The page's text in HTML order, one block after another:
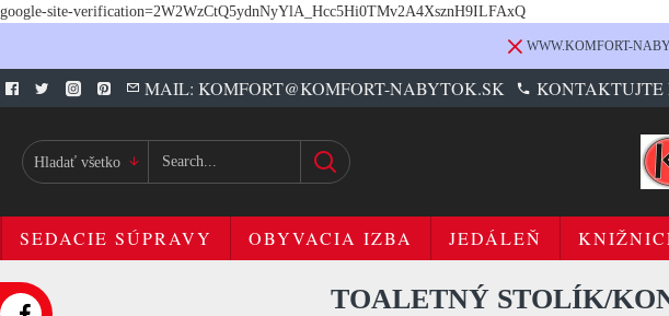
google-site-verification=2W2WzCtQ5ydnNyYlA_Hcc5Hi0TMv2A4XsznH9ILFAxQ
WWW.KOMFORT-
MAIL: KOMFORT@KOMFORT-NABYTOK.SK KONTAKTUJTE
Hladať všetko
SEDACIE SÚPRAVY OBYVACIA IZBA JEDÁLEŇ
TOALETNÝ STOLÍK/